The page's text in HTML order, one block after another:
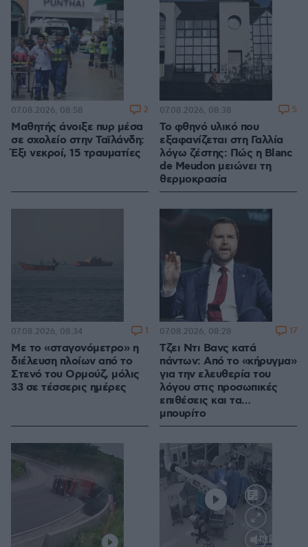
Μαθητής άνοιξε πυρ μέσα
σε σχολείο στην Ταϊλάνδη:
Έξι νεκροί, 15 τραυματίες
07.08.2026, 08:58 2
Το φθηνό υλικό που
εξαφανίζεται στη Γαλλία
λόγω ζέστης: Πώς η Blanc
de Meudon μειώνει τη
θερμοκρασία
07.08.2026, 08:38 5
Με το «σταγονόμετρο» η
διέλευση πλοίων από το
Στενό του Ορμούζ, μόλις
33 σε τέσσερις ημέρες
07.08.2026, 08:34 1
Τζει Ντι Βανς κατά
πάντων: Από το «κήρυγμα»
για την ελευθερία του
λόγου στις προσωπικές
επιθέσεις και τα…
μπουρίτο
07.08.2026, 08:28 17